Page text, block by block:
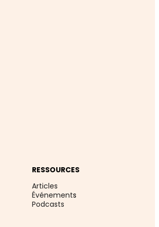
RESSOURCES
Articles
Événements
Podcasts